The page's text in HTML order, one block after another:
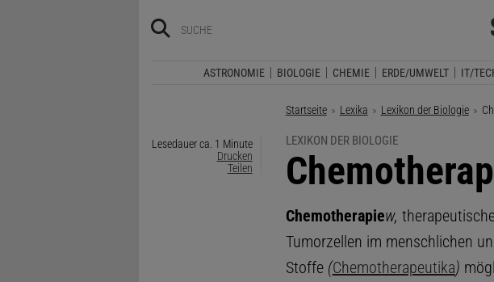
ASTRONOMIE BIOLOGIE CHEMIE ERDE/UMWELT IT/
Startseite Lexika Lexikon der Biologie
Lesedauer ca. 1 Minute
Drucken
Teilen
LEXIKON DER BIOLOGIE
:
Chemotherapiew,
Tumorzellen im menschlichen
Stoffe (Chemotherapeutika)